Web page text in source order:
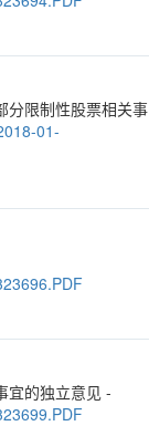
分限制性股票相关事
01-
宜的独立意见 -